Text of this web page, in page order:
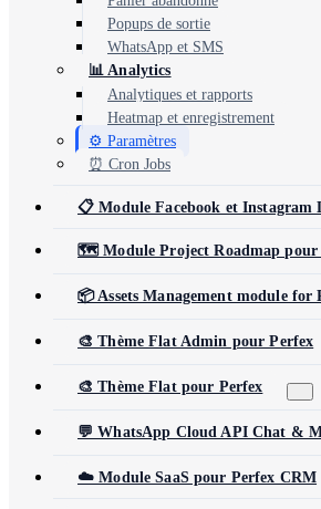
Popups de sortie
WhatsApp et SMS
📊 Analytics
Analytiques et rapports
Heatmap et enregistrement
⚙️ Paramètres
⏰ Cron Jobs
📋 Module Facebook et Instagram
🗺️ Module Project Roadmap pour
📦 Assets Management module for
🎨 Thème Flat Admin pour Perfex
🎨 Thème Flat pour Perfex
💬 WhatsApp Cloud API Chat &
☁️ Module SaaS pour Perfex CRM